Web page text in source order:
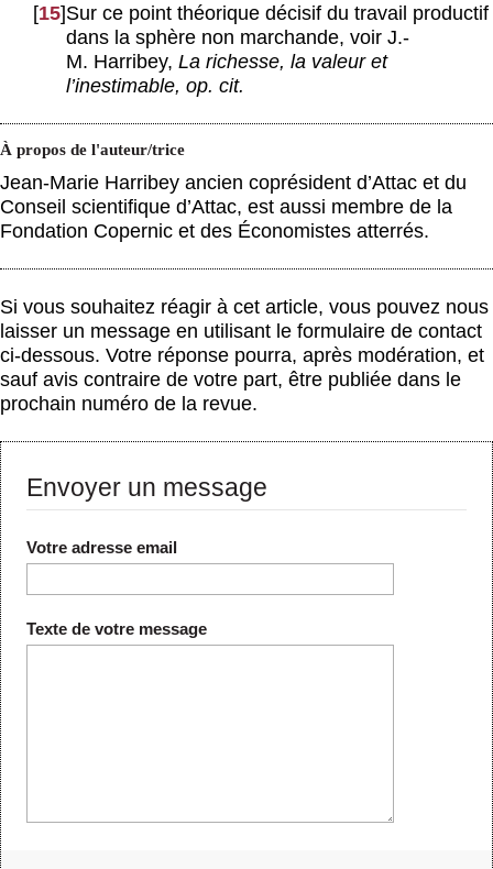
[15]Sur ce point théorique décisif du travail productif
dans la sphère non marchande, voir J.-
M. Harribey, La richesse, la valeur et
l’inestimable, op. cit.
À propos de l'auteur/trice
Jean-Marie Harribey ancien coprésident d’Attac et du
Conseil scientifique d’Attac, est aussi membre de la
Fondation Copernic et des Économistes atterrés.
Si vous souhaitez réagir à cet article, vous pouvez nous
laisser un message en utilisant le formulaire de contact
ci-dessous. Votre réponse pourra, après modération, et
sauf avis contraire de votre part, être publiée dans le
prochain numéro de la revue.
Envoyer un message
Votre adresse email
Texte de votre message